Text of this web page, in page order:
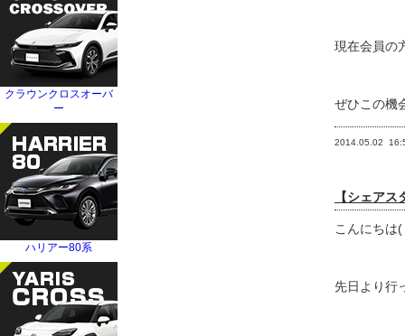
現在会員の
ぜひこの機
2014.05.02
【シェア
こんにちは
先日より行